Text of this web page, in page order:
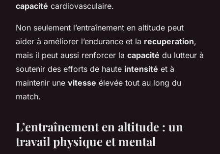
capacité cardiovasculaire.
Non seulement l’entraînement en altitude peut
aider à améliorer l’endurance et la recuperation,
mais il peut aussi renforcer la capacité du lutteur à
soutenir des efforts de haute intensité et à
maintenir une vitesse élevée tout au long du
match.
L’entraînement en altitude : un
travail physique et mental